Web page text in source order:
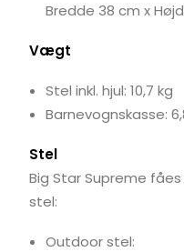
Bredde 38 cm x
Vægt
Stel inkl. hjul: 10,7 kg
Barnevognskasse:
Stel
Big Star Supreme
stel:
Outdoor stel: